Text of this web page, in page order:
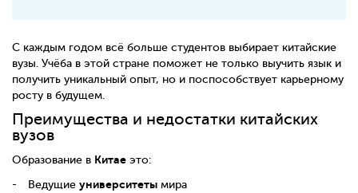
С каждым годом всё больше студентов выбирает китайские
вузы. Учёба в этой стране поможет не только выучить язык и
получить уникальный опыт, но и поспособствует карьерному
росту в будущем.
Преимущества и недостатки китайских
вузов
Образование в Китае это:
Ведущие университеты мира